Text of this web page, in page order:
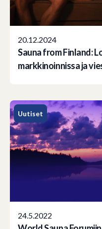
20.12.2024
Sauna from Finland:
markkinoinnissa ja
Uutiset
24.5.2022